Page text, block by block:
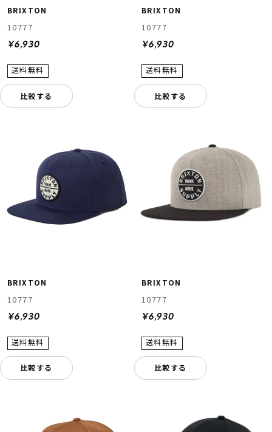
BRIXTON
10777
¥6,930
比較する
BRIXTON
10777
¥6,930
比較する
BRIXTON
10777
¥6,930
比較する
BRIXTON
10777
¥6,930
比較する